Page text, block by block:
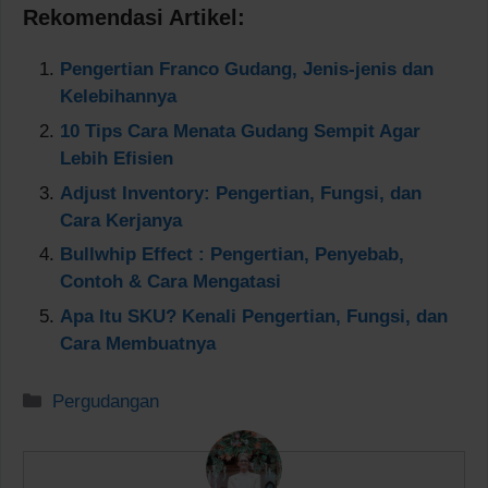
Rekomendasi Artikel:
Pengertian Franco Gudang, Jenis-jenis dan
Kelebihannya
10 Tips Cara Menata Gudang Sempit Agar
Lebih Efisien
Adjust Inventory: Pengertian, Fungsi, dan
Cara Kerjanya
Bullwhip Effect : Pengertian, Penyebab,
Contoh & Cara Mengatasi
Apa Itu SKU? Kenali Pengertian, Fungsi, dan
Cara Membuatnya
Kategori
Pergudangan